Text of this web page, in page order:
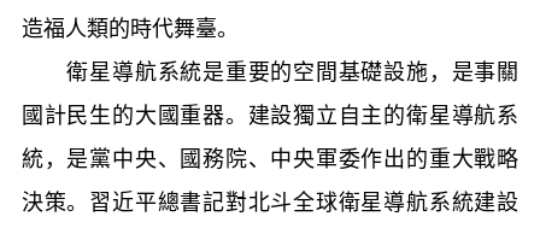
造福人類的時代舞臺。
衛星導航系統是重要的空間基礎設施，是事關
國計民生的大國重器。建設獨立自主的衛星導航系
統，是黨中央、國務院、中央軍委作出的重大戰略
決策。習近平總書記對北斗全球衛星導航系統建設